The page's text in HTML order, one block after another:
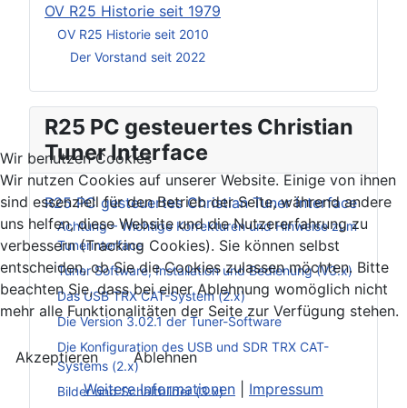
OV R25 Historie seit 1979
OV R25 Historie seit 2010
Der Vorstand seit 2022
R25 PC gesteuertes Christian
Tuner Interface
R25 PC gesteuertes Christian Tuner Interface
Achtung – Wichtige Korrekturen und Hinweise zum
Tunerinterface
Tuner Software, Installation und Bedienung (V3.x)
Das USB TRX CAT-System (2.x)
Die Version 3.02.1 der Tuner-Software
Die Konfiguration des USB und SDR TRX CAT-
Systems (2.x)
Bilder und Schaltbilder (3.x)
Wir benutzen Cookies
Wir nutzen Cookies auf unserer Website. Einige von ihnen
sind essenziell für den Betrieb der Seite, während andere
uns helfen, diese Website und die Nutzererfahrung zu
verbessern (Tracking Cookies). Sie können selbst
entscheiden, ob Sie die Cookies zulassen möchten. Bitte
beachten Sie, dass bei einer Ablehnung womöglich nicht
mehr alle Funktionalitäten der Seite zur Verfügung stehen.
Akzeptieren
Ablehnen
Weitere Informationen
Impressum